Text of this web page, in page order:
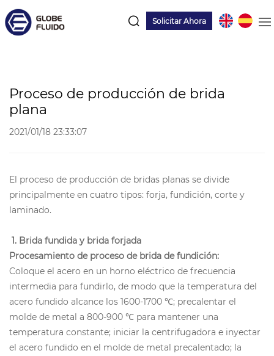
Solicitar Ahora
Proceso de producción de brida
plana
2021/01/18 23:33:07
El proceso de producción de bridas planas se divide
principalmente en cuatro tipos: forja, fundición, corte y
laminado.
1. Brida fundida y brida forjada
Procesamiento de proceso de brida de fundición:
Coloque el acero en un horno eléctrico de frecuencia
intermedia para fundirlo, de modo que la temperatura del
acero fundido alcance los 1600-1700 ℃; precalentar el
molde de metal a 800-900 ℃ para mantener una
temperatura constante; iniciar la centrifugadora e inyectar
el acero fundido en el molde de metal precalentado; la